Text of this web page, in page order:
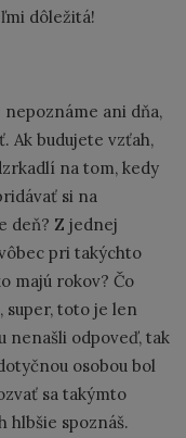
dôležitá!
nepoznáme ani dňa,
Ak budujete vzťah,
na tom, kedy
si na
deň? Z jednej
pri takýchto
majú rokov? Čo
super, toto je len
nenašli odpoveď, tak
osobou bol
sa takýmto
hlbšie spoznáš.